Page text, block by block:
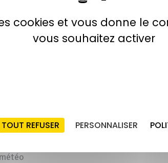
cookies et vous donne le
vous souhaitez activer
TOUT REFUSER PERSONNALISER
Videau et visite du verger de pruniers